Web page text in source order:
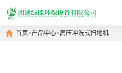
首页>产品中心>高压冲洗式扫地机